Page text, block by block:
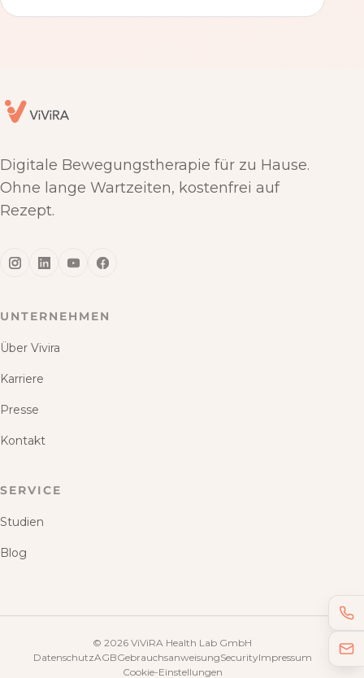
Digitale Bewegungstherapie für zu Hause.
Ohne lange Wartzeiten, kostenfrei auf
Rezept.
UNTERNEHMEN
Über Vivira
Karriere
Presse
Kontakt
SERVICE
Studien
Blog
© 2026 ViViRA Health Lab GmbH
DatenschutzAGBGebrauchsanweisungSecurityImpressum
Cookie-Einstellungen